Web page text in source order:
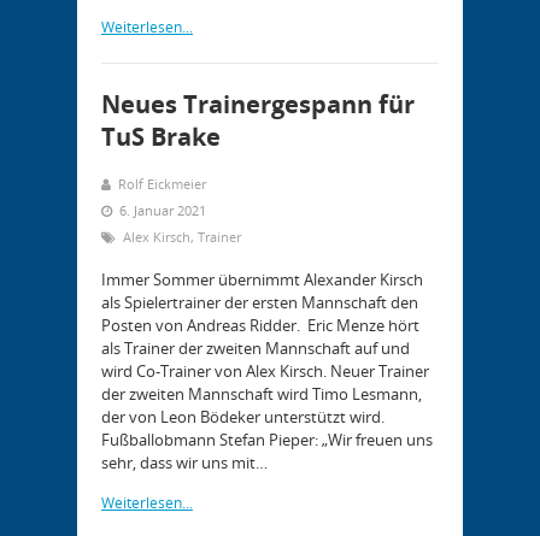
Weiterlesen...
Neues Trainergespann für
TuS Brake
Rolf Eickmeier
6. Januar 2021
Alex Kirsch, Trainer
Immer Sommer übernimmt Alexander Kirsch
als Spielertrainer der ersten Mannschaft den
Posten von Andreas Ridder. Eric Menze hört
als Trainer der zweiten Mannschaft auf und
wird Co-Trainer von Alex Kirsch. Neuer Trainer
der zweiten Mannschaft wird Timo Lesmann,
der von Leon Bödeker unterstützt wird.
Fußballobmann Stefan Pieper: „Wir freuen uns
sehr, dass wir uns mit…
Weiterlesen...